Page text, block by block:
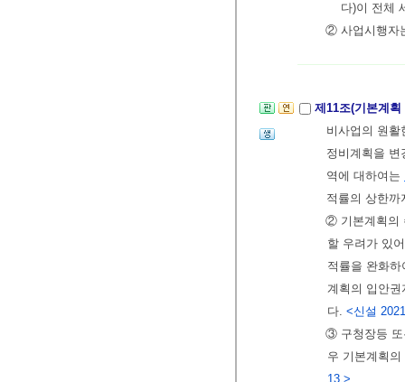
다)이 전체
② 사업시행자
제11조(기본계
비사업의 원활
정비계획을
역에 대하여는
적률의 상한
② 기본계획의
할 우려가 있
적률을 완화
계획의 입안
다. <신설
③ 구청장등 또
우 기본계획
13.>